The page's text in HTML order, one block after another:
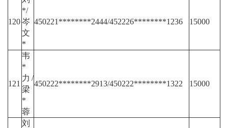
120
*/
岑
文
*
450221********2444/452226********1236 15000
121
韦
*
力/
梁
*
蓉
450222********2913/450222********1322 15000
刘